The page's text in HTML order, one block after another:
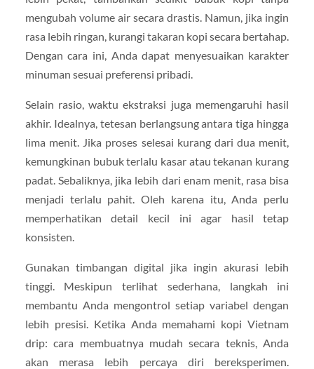
mengubah volume air secara drastis. Namun, jika ingin
rasa lebih ringan, kurangi takaran kopi secara bertahap.
Dengan cara ini, Anda dapat menyesuaikan karakter
minuman sesuai preferensi pribadi.
Selain rasio, waktu ekstraksi juga memengaruhi hasil
akhir. Idealnya, tetesan berlangsung antara tiga hingga
lima menit. Jika proses selesai kurang dari dua menit,
kemungkinan bubuk terlalu kasar atau tekanan kurang
padat. Sebaliknya, jika lebih dari enam menit, rasa bisa
menjadi terlalu pahit. Oleh karena itu, Anda perlu
memperhatikan detail kecil ini agar hasil tetap
konsisten.
Gunakan timbangan digital jika ingin akurasi lebih
tinggi. Meskipun terlihat sederhana, langkah ini
membantu Anda mengontrol setiap variabel dengan
lebih presisi. Ketika Anda memahami kopi Vietnam
drip: cara membuatnya mudah secara teknis, Anda
akan merasa lebih percaya diri bereksperimen.